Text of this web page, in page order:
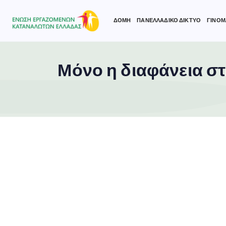
ΔΟΜΗ ΠΑΝΕΛΛΑΔΙΚΟ ΔΙΚΤΥΟ
Μόνο η διαφάνεια
Type and hit enter